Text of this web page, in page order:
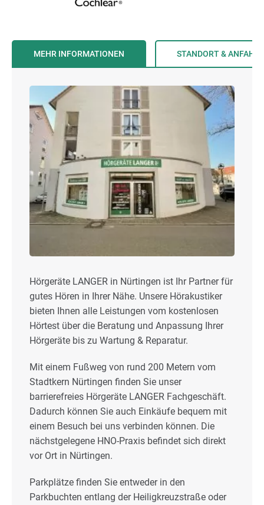
MEHR INFORMATIONEN STANDORT &
Hörgeräte LANGER in Nürtingen ist Ihr Partner für
gutes Hören in Ihrer Nähe. Unsere Hörakustiker
bieten Ihnen alle Leistungen vom kostenlosen
Hörtest über die Beratung und Anpassung Ihrer
Hörgeräte bis zu Wartung & Reparatur.
Mit einem Fußweg von rund 200 Metern vom
Stadtkern Nürtingen finden Sie unser
barrierefreies Hörgeräte LANGER Fachgeschäft.
Dadurch können Sie auch Einkäufe bequem mit
einem Besuch bei uns verbinden können. Die
nächstgelegene HNO-Praxis befindet sich direkt
vor Ort in Nürtingen.
Parkplätze finden Sie entweder in den
Parkbuchten entlang der Heiligkreuzstraße oder